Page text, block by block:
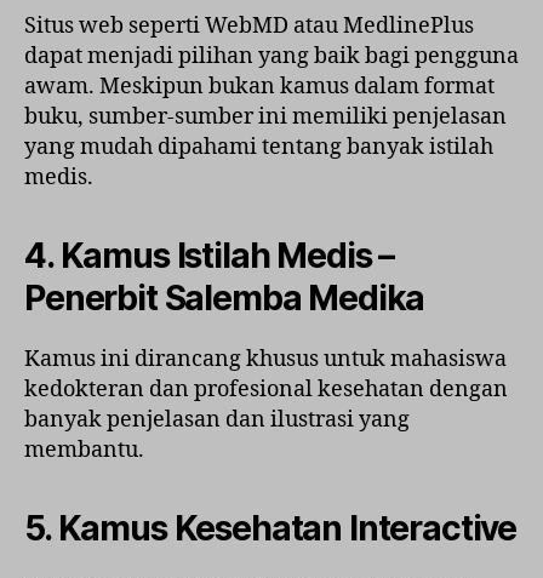
Situs web seperti WebMD atau MedlinePlus
dapat menjadi pilihan yang baik bagi pengguna
awam. Meskipun bukan kamus dalam format
buku, sumber-sumber ini memiliki penjelasan
yang mudah dipahami tentang banyak istilah
medis.
4. Kamus Istilah Medis –
Penerbit Salemba Medika
Kamus ini dirancang khusus untuk mahasiswa
kedokteran dan profesional kesehatan dengan
banyak penjelasan dan ilustrasi yang
membantu.
5. Kamus Kesehatan Interactive